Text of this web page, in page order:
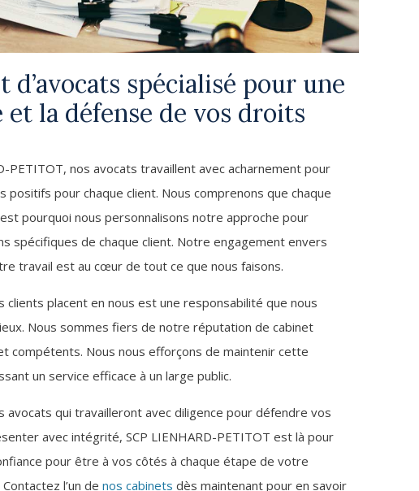
d’avocats spécialisé pour une
et la défense de vos droits
PETITOT, nos avocats travaillent avec acharnement pour
pour chaque client. Nous comprenons que chaque
pourquoi nous personnalisons notre approche pour
spécifiques de chaque client. Notre engagement envers
travail est au cœur de tout ce que nous faisons.
clients placent en nous est une responsabilité que nous
Nous sommes fiers de notre réputation de cabinet
compétents. Nous nous efforçons de maintenir cette
un service efficace à un large public.
avocats qui travailleront avec diligence pour défendre vos
avec intégrité, SCP LIENHARD-PETITOT est là pour
pour être à vos côtés à chaque étape de votre
l’un de nos cabinets dès maintenant pour en savoir